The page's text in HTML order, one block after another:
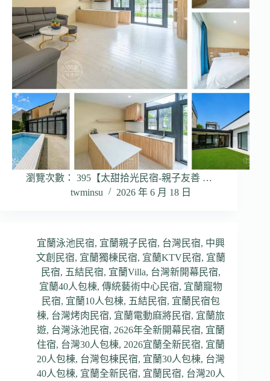
瀏覽次數： 395【太甜拾光民宿-親子友善 …
twminsu
2026 年 6 月 18 日
宜蘭泳池民宿, 宜蘭親子民宿, 台灣民宿, 中興
文創民宿, 宜蘭獨棟民宿, 宜蘭KTV民宿, 宜蘭
民宿, 五結民宿, 宜蘭Villa, 台灣新開幕民宿,
宜蘭40人包棟,傳統藝術中心民宿, 宜蘭寵物
民宿, 宜蘭10人包棟, 五結民宿, 宜蘭民宿包
棟, 台灣烤肉民宿, 宜蘭電動麻將民宿, 宜蘭旅
遊, 台灣泳池民宿, 2626年全新開幕民宿, 宜蘭
住宿, 台灣30人包棟, 2026宜蘭全新民宿, 宜蘭
20人包棟, 台灣包棟民宿, 宜蘭30人包棟, 台灣
40人包棟, 宜蘭全新民宿, 宜蘭民宿, 台灣20人